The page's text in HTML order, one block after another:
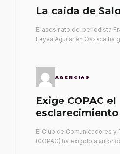
La caída de
El asesinato del periodista
Leyva Aguilar en Oaxaca ha
AGENCIAS
Exige COPAC el
El Club de Comunicadores
(COPAC) ha exigido a